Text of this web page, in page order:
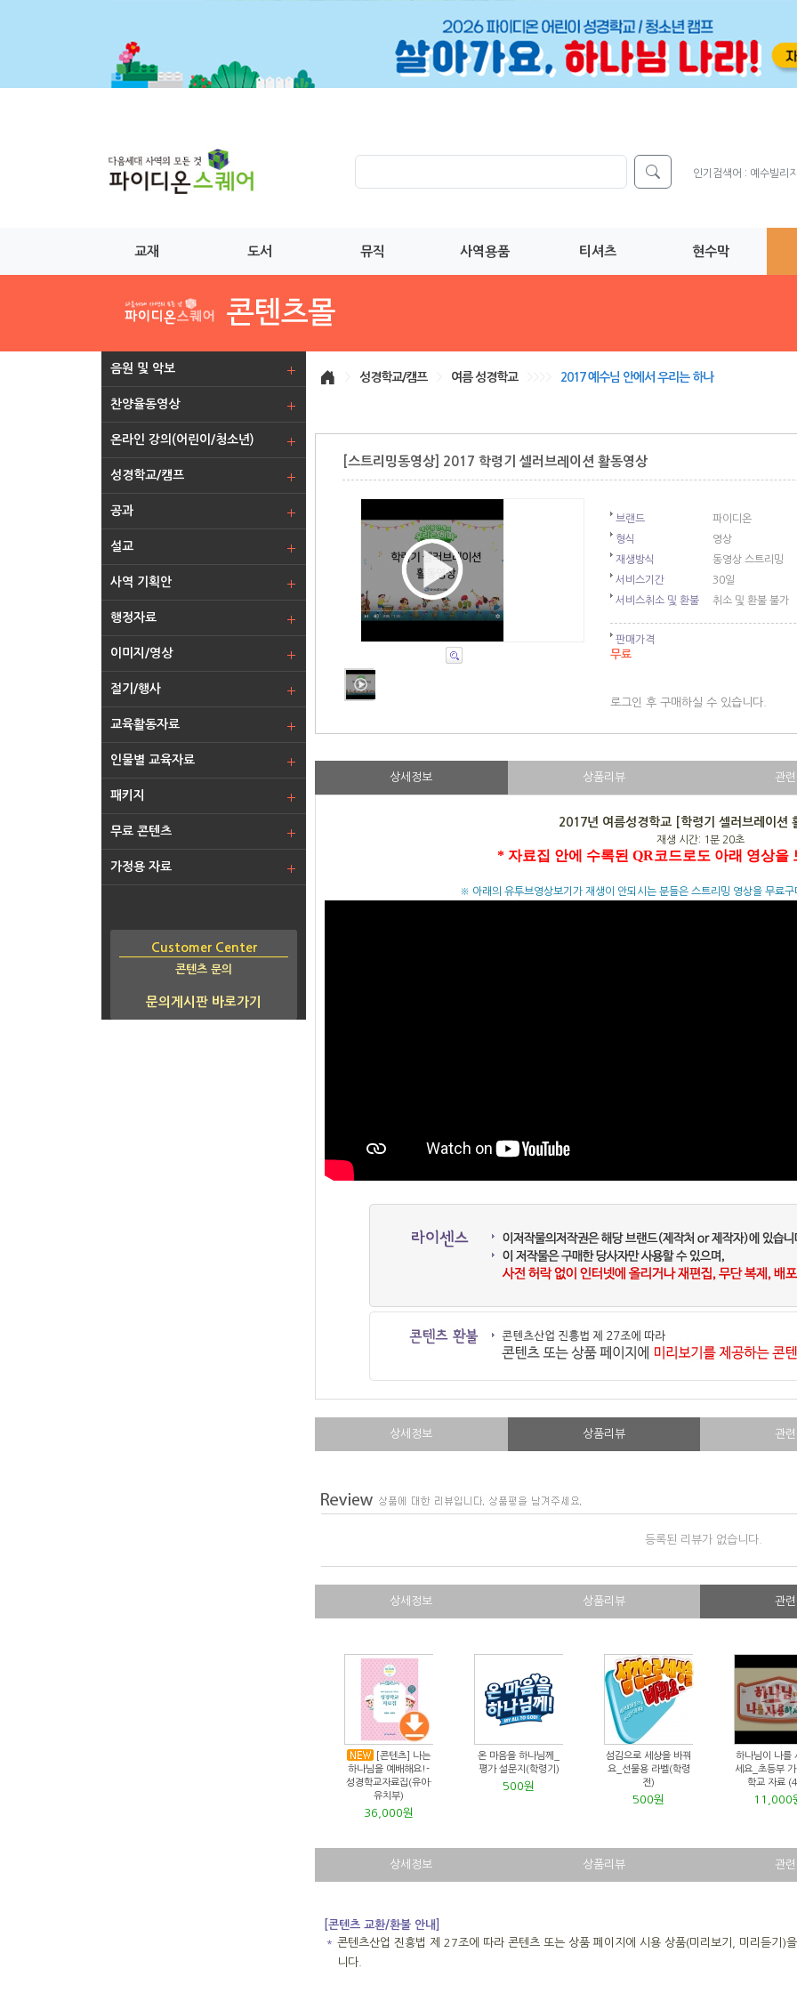
인기검색어 : 예수빌리지
교재 도서 뮤직 사역용품 티셔츠 현수막
음원 및 악보
찬양율동영상
온라인 강의(어린이/청소년)
성경학교/캠프
공과
설교
사역 기획안
행정자료
이미지/영상
절기/행사
교육활동자료
인물별 교육자료
패키지
무료 콘텐츠
가정용 자료
Customer Center
콘텐츠 문의
문의게시판 바로가기
성경학교/캠프 여름 성경학교 2017 예수님 안에서 우리는 하나
[스트리밍동영상] 2017 학령기 셀러브레이션 활동영상
브랜드
파이디온
형식
영상
재생방식
동영상 스트리밍
서비스기간
30일
서비스취소 및 환불
취소 및 환불 불가
판매가격
무료
로그인 후 구매하실 수 있습니다.
상세정보 상품리뷰 관
2017년 여름성경학교 [학령기 셀러브레이션
재생 시간: 1분 20초
* 자료집 안에 수록된 QR코드로도 아래 영상을
※ 아래의 유투브영상보기가 재생이 안되시는 분들은 스트리밍 영상을 무료구
상세정보 상품리뷰 관
등록된 리뷰가 없습니다.
상세정보 상품리뷰 관
[콘텐츠] 나는
하나님을 예배해요!-
성경학교자료집(유아·
유치부)
36,000원
온 마음을 하나님께_
평가 설문지(학령기)
500원
섬김으로 세상을 바꿔
요_선물용 라벨(학령
전)
500원
하나님이 나를
세요_초등부
학교 자료
11,000
상세정보 상품리뷰 관
[콘텐츠 교환/환불 안내]
＊ 콘텐츠산업 진흥법 제 27조에 따라 콘텐츠 또는 상품 페이지에 시용 상품(미리보기, 미리듣기)
니다.